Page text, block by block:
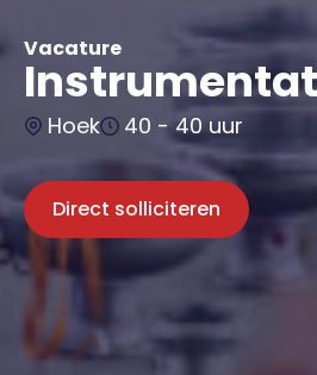
Vacature
Hoek 40 - 40 uur
Direct solliciteren